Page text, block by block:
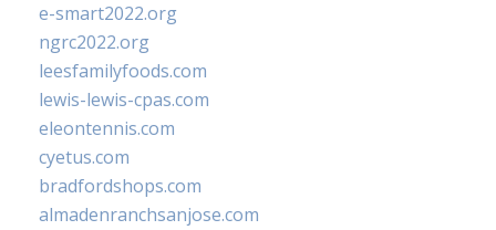
e-smart2022.org
ngrc2022.org
leesfamilyfoods.com
lewis-lewis-cpas.com
eleontennis.com
cyetus.com
bradfordshops.com
almadenranchsanjose.com